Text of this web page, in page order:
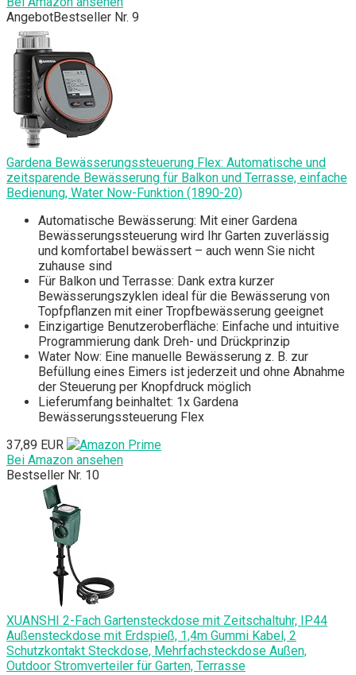
AngebotBestseller Nr. 9
Gardena Bewässerungssteuerung Flex: Automatische und
zeitsparende Bewässerung für Balkon und Terrasse, einfache
Bedienung, Water Now-Funktion (1890-20)
Automatische Bewässerung: Mit einer Gardena
Bewässerungssteuerung wird Ihr Garten zuverlässig
und komfortabel bewässert – auch wenn Sie nicht
zuhause sind
Für Balkon und Terrasse: Dank extra kurzer
Bewässerungszyklen ideal für die Bewässerung von
Topfpflanzen mit einer Tropfbewässerung geeignet
Einzigartige Benutzeroberfläche: Einfache und intuitive
Programmierung dank Dreh- und Drückprinzip
Water Now: Eine manuelle Bewässerung z. B. zur
Befüllung eines Eimers ist jederzeit und ohne Abnahme
der Steuerung per Knopfdruck möglich
Lieferumfang beinhaltet: 1x Gardena
Bewässerungssteuerung Flex
37,89 EUR
Bei Amazon ansehen
Bestseller Nr. 10
XUANSHI 2-Fach Gartensteckdose mit Zeitschaltuhr, IP44
Außensteckdose mit Erdspieß, 1,4m Gummi Kabel, 2
Schutzkontakt Steckdose, Mehrfachsteckdose Außen,
Outdoor Stromverteiler für Garten, Terrasse